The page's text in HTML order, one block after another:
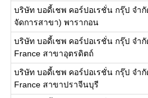
บริษัท บอดี้เชพ คอร์ปอเรชั่น กรุ๊ป จำกั
จัดการสาขา) พารากอน
บริษัท บอดี้เชพ คอร์ปอเรชั่น กรุ๊ป จำกั
France สาขาอุตรดิตถ์
บริษัท บอดี้เชพ คอร์ปอเรชั่น กรุ๊ป จำกั
France สาขาปราจีนบุรี